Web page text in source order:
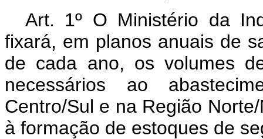
Art. 1º O Ministério da
fixará, em planos anuais de
de cada ano, os volumes
necessários ao
Centro/Sul e na Região
à formação de estoques de